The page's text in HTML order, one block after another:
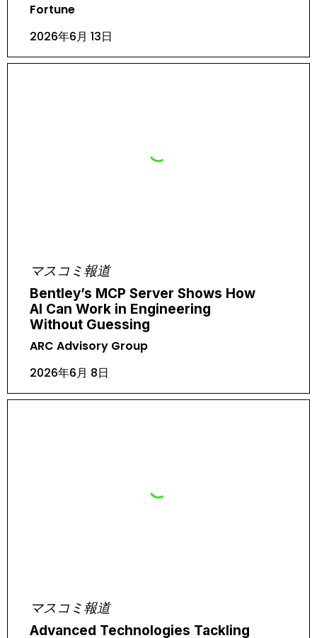
Fortune
2026年6月 13日
マスコミ報道
Bentley’s MCP Server Shows How
AI Can Work in Engineering
Without Guessing
ARC Advisory Group
2026年6月 8日
マスコミ報道
Advanced Technologies Tackling